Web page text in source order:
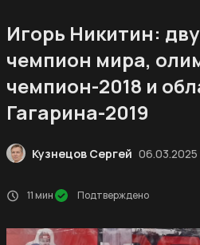
Игорь Никитин:
чемпион мира,
чемпион-2018 и
Гагарина-2019
Кузнецов Сергей 06.03.2025
11 мин Подтверждено